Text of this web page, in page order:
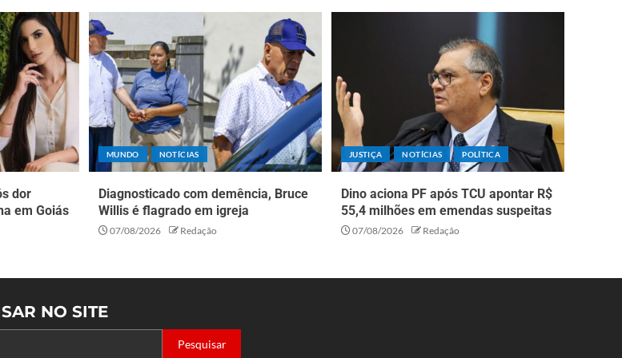
dor
em Goiás
MUNDO NOTÍCIAS
Diagnosticado com demência, Bruce
Willis é flagrado em igreja
07/08/2026 Redação
JUSTIÇA NOTÍCIAS POLÍTICA
Dino aciona PF após TCU apontar R$
55,4 milhões em emendas suspeitas
07/08/2026 Redação
NO SITE